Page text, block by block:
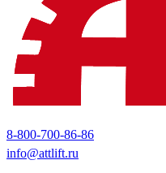
8-800-700-86-86
info@attlift.ru